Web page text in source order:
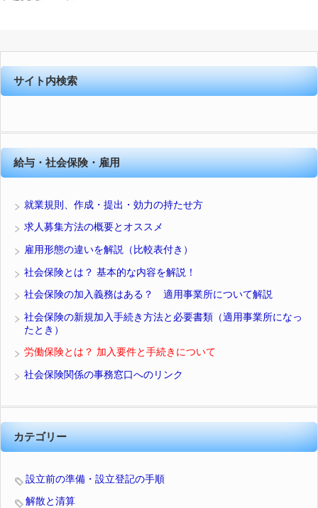
サイト内検索
給与・社会保険・雇用
就業規則、作成・提出・効力の持たせ方
求人募集方法の概要とオススメ
雇用形態の違いを解説（比較表付き）
社会保険とは？ 基本的な内容を解説！
社会保険の加入義務はある？ 適用事業所について解説
社会保険の新規加入手続き方法と必要書類（適用事業所になっ
たとき）
労働保険とは？ 加入要件と手続きについて
社会保険関係の事務窓口へのリンク
カテゴリー
設立前の準備・設立登記の手順
解散と清算